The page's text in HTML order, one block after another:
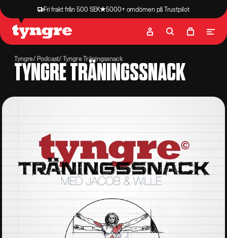
Fri frakt från 500 SEK 5000+ omdömen på Trustpilot
Butik Recept
Tyngre Podcast Tyngre Träningssnack
TYNGRE TRÄNINGSSNACK